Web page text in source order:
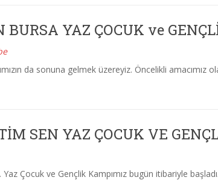
BURSA YAZ ÇOCUK ve
da sonuna gelmek üzereyiz. Öncelikli amacımız
SEN YAZ ÇOCUK VE
Çocuk ve Gençlik Kampımız bugün itibariyle